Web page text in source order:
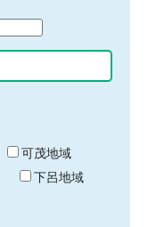
可茂地域
下呂地域